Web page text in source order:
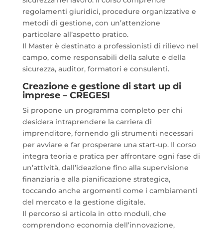
regolamenti giuridici, procedure organizzative e
metodi di gestione, con un’attenzione
particolare all’aspetto pratico.
Il Master è destinato a professionisti di rilievo nel
campo, come responsabili della salute e della
sicurezza, auditor, formatori e consulenti.
Creazione e gestione di start up di
imprese – CREGESI
Si propone un programma completo per chi
desidera intraprendere la carriera di
imprenditore, fornendo gli strumenti necessari
per avviare e far prosperare una start-up. Il corso
integra teoria e pratica per affrontare ogni fase di
un’attività, dall’ideazione fino alla supervisione
finanziaria e alla pianificazione strategica,
toccando anche argomenti come i cambiamenti
del mercato e la gestione digitale.
Il percorso si articola in otto moduli, che
comprendono economia dell’innovazione,